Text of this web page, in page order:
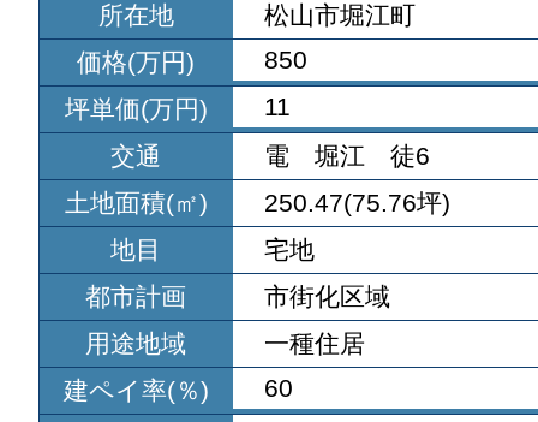
所在地
松山市堀江町
価格(万円)
850
坪単価(万円)
11
交通
電 堀江 徒6
土地面積(㎡)
250.47(75.76坪)
地目
宅地
都市計画
市街化区域
用途地域
一種住居
建ペイ率(％)
60